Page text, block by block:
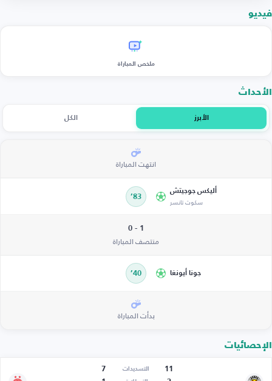
فيديو
ملخص المباراة
الأحداث
الأبرز الكل
انتهت المباراة
أليكس جوجيتش
سكوت تانسر 83’
1 - 0
منتصف المباراة
جونا أيونغا 40’
بدأت المباراة
الإحصائيات
11 التسديدات
7